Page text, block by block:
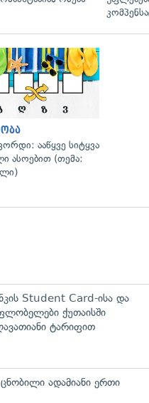
ააწყვე სიტყვა
ასოებით (თემა:
Student Card-ისა და
ქუთაისში
ტარიფით
ცნობილი ადამიანი ერთი